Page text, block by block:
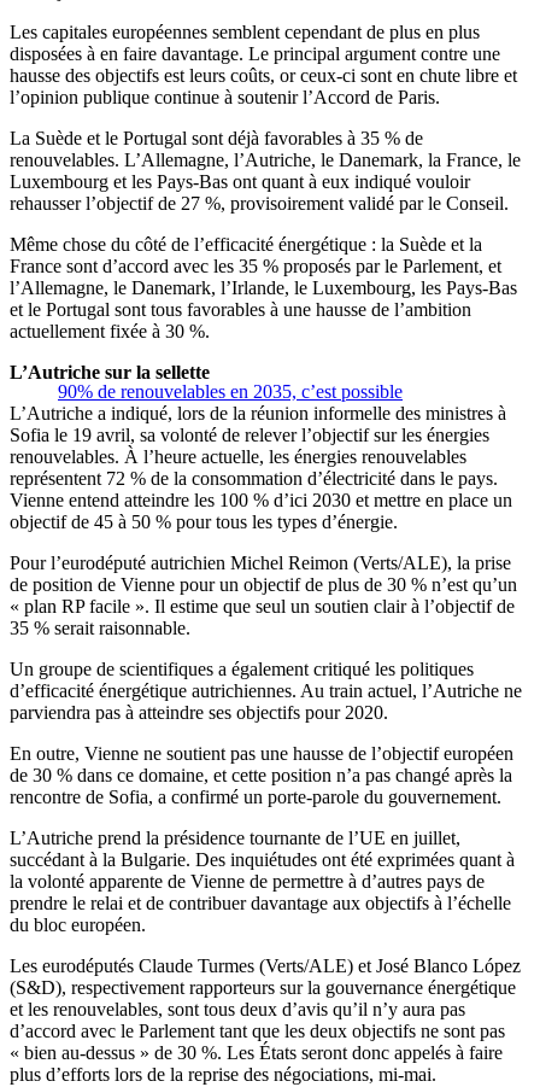
Les capitales européennes semblent cependant de plus en plus
disposées à en faire davantage. Le principal argument contre une
hausse des objectifs est leurs coûts, or ceux-ci sont en chute libre et
l’opinion publique continue à soutenir l’Accord de Paris.
La Suède et le Portugal sont déjà favorables à 35 % de
renouvelables. L’Allemagne, l’Autriche, le Danemark, la France, le
Luxembourg et les Pays-Bas ont quant à eux indiqué vouloir
rehausser l’objectif de 27 %, provisoirement validé par le Conseil.
Même chose du côté de l’efficacité énergétique : la Suède et la
France sont d’accord avec les 35 % proposés par le Parlement, et
l’Allemagne, le Danemark, l’Irlande, le Luxembourg, les Pays-Bas
et le Portugal sont tous favorables à une hausse de l’ambition
actuellement fixée à 30 %.
90% de renouvelables en 2035, c’est possible
L’Autriche sur la sellette
L’Autriche a indiqué, lors de la réunion informelle des ministres à
Sofia le 19 avril, sa volonté de relever l’objectif sur les énergies
renouvelables. À l’heure actuelle, les énergies renouvelables
représentent 72 % de la consommation d’électricité dans le pays.
Vienne entend atteindre les 100 % d’ici 2030 et mettre en place un
objectif de 45 à 50 % pour tous les types d’énergie.
Pour l’eurodéputé autrichien Michel Reimon (Verts/ALE), la prise
de position de Vienne pour un objectif de plus de 30 % n’est qu’un
« plan RP facile ». Il estime que seul un soutien clair à l’objectif de
35 % serait raisonnable.
Un groupe de scientifiques a également critiqué les politiques
d’efficacité énergétique autrichiennes. Au train actuel, l’Autriche ne
parviendra pas à atteindre ses objectifs pour 2020.
En outre, Vienne ne soutient pas une hausse de l’objectif européen
de 30 % dans ce domaine, et cette position n’a pas changé après la
rencontre de Sofia, a confirmé un porte-parole du gouvernement.
L’Autriche prend la présidence tournante de l’UE en juillet,
succédant à la Bulgarie. Des inquiétudes ont été exprimées quant à
la volonté apparente de Vienne de permettre à d’autres pays de
prendre le relai et de contribuer davantage aux objectifs à l’échelle
du bloc européen.
Les eurodéputés Claude Turmes (Verts/ALE) et José Blanco López
(S&D), respectivement rapporteurs sur la gouvernance énergétique
et les renouvelables, sont tous deux d’avis qu’il n’y aura pas
d’accord avec le Parlement tant que les deux objectifs ne sont pas
« bien au-dessus » de 30 %. Les États seront donc appelés à faire
plus d’efforts lors de la reprise des négociations, mi-mai.